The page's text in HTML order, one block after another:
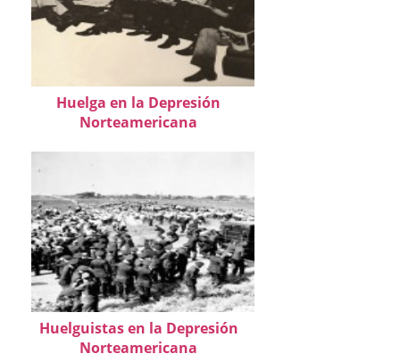
Huelga en la Depresión
Norteamericana
Huelguistas en la Depresión
Norteamericana